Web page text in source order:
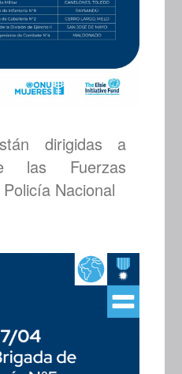
dirigidas a
las Fuerzas
Nacional